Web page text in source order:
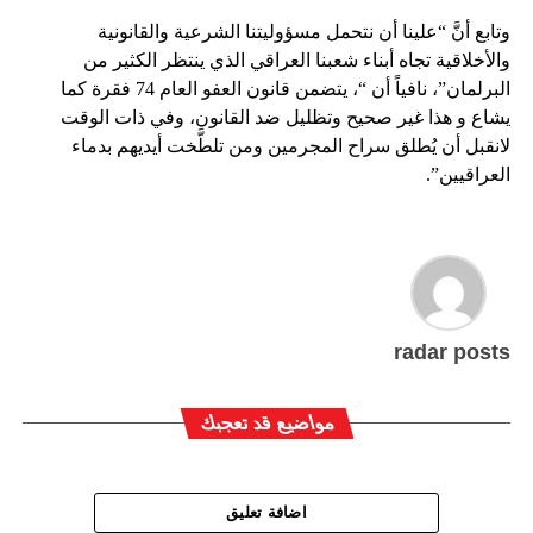
وتابع أنَّ “علينا أن نتحمل مسؤوليتنا الشرعية والقانونية
والأخلاقية تجاه أبناء شعبنا العراقي الذي ينتظر الكثير من
البرلمان”، نافياً أن “، يتضمن قانون العفو العام 74 فقرة كما
يشاع و هذا غير صحيح وتظليل ضد القانون، وفي ذات الوقت
لانقبل أن يُطلق سراح المجرمين ومن تلطَّخت أيديهم بدماء
العراقيين”.
radar posts
مواضيع قد تعجبك
اضافة تعليق